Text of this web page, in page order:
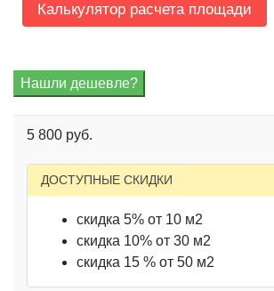
Калькулятор расчета площади
5 800 руб.
ДОСТУПНЫЕ СКИДКИ
скидка 5% от 10 м2
скидка 10% от 30 м2
скидка 15 % от 50 м2